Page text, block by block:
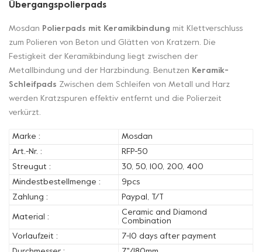
Übergangspolierpads
Mosdan Polierpads mit Keramikbindung mit Klettverschluss
zum Polieren von Beton und Glätten von Kratzern. Die
Festigkeit der Keramikbindung liegt zwischen der
Metallbindung und der Harzbindung. Benutzen
Keramik-
Schleifpads Zwischen dem Schleifen von Metall und Harz
werden Kratzspuren effektiv entfernt und die Polierzeit
verkürzt.
Marke :
Mosdan
Art.-Nr. :
RFP-50
Streugut :
30, 50, 100, 200, 400
Mindestbestellmenge :
9pcs
Zahlung :
Paypal, T/T
Material :
Ceramic and Diamond
Combination
Vorlaufzeit :
7-10 days after payment